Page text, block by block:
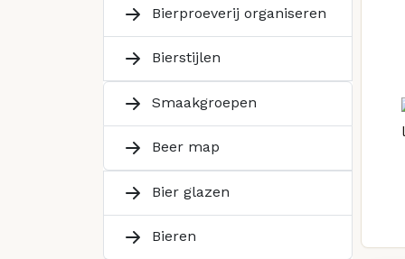
Bierproeverij organiseren
Bierstijlen
Smaakgroepen
Beer map
Bier glazen
Bieren